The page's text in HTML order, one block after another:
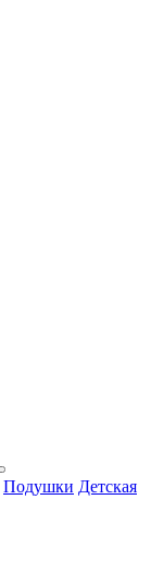
Подушки Детская